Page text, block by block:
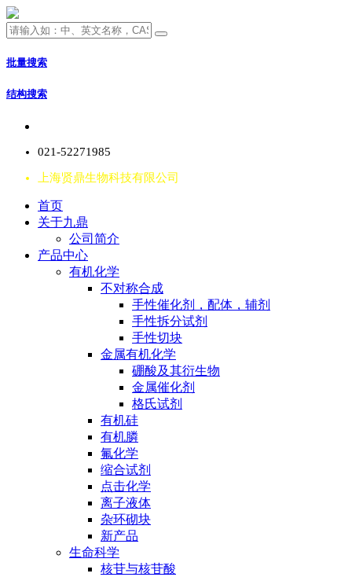
批量搜索
结构搜索
021-52271985
上海贤鼎生物科技有限公司
首页
关于九鼎
公司简介
产品中心
有机化学
不对称合成
手性催化剂，配体，辅剂
手性拆分试剂
手性切块
金属有机化学
硼酸及其衍生物
金属催化剂
格氏试剂
有机硅
有机膦
氟化学
缩合试剂
点击化学
离子液体
杂环砌块
新产品
生命科学
核苷与核苷酸